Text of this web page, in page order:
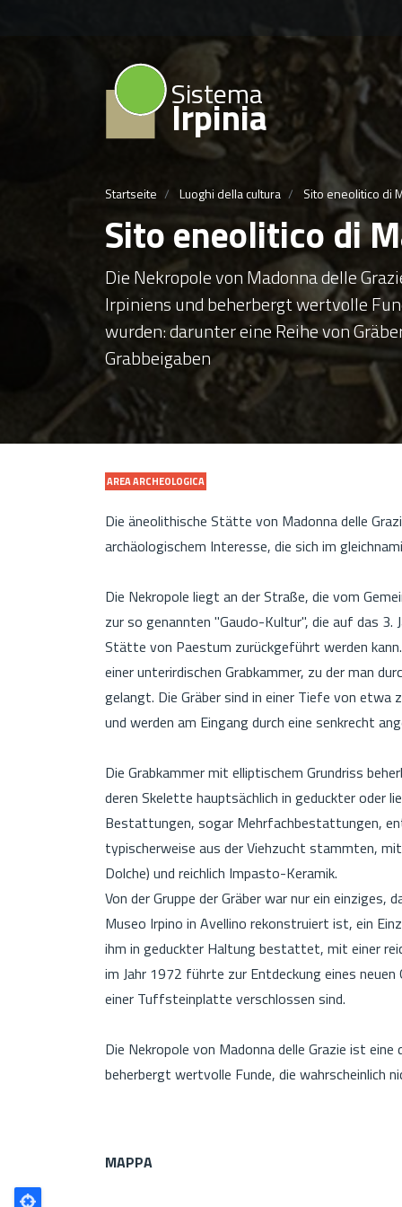
Sistema
Irpinia
Startseite Luoghi della cultura Sito eneolitico di
Sito eneolitico di
Die Nekropole von Madonna delle
Irpiniens und beherbergt wertvolle
wurden: darunter eine Reihe von
Grabbeigaben
AREA ARCHEOLOGICA
Die äneolithische Stätte von Madonna delle
archäologischem Interesse, die sich im
Die Nekropole liegt an der Straße, die vom
zur so genannten "Gaudo-Kultur", die auf das 3.
Stätte von Paestum zurückgeführt werden
einer unterirdischen Grabkammer, zu der man
gelangt. Die Gräber sind in einer Tiefe von
und werden am Eingang durch eine senkrecht
Die Grabkammer mit elliptischem Grundriss
deren Skelette hauptsächlich in geduckter oder
Bestattungen, sogar Mehrfachbestattungen,
typischerweise aus der Viehzucht stammten,
Dolche) und reichlich Impasto-Keramik.
Von der Gruppe der Gräber war nur ein
Museo Irpino in Avellino rekonstruiert ist, ein
ihm in geduckter Haltung bestattet, mit einer
im Jahr 1972 führte zur Entdeckung eines
einer Tuffsteinplatte verschlossen sind.
Die Nekropole von Madonna delle Grazie ist
beherbergt wertvolle Funde, die wahrscheinlich
MAPPA
Poligono